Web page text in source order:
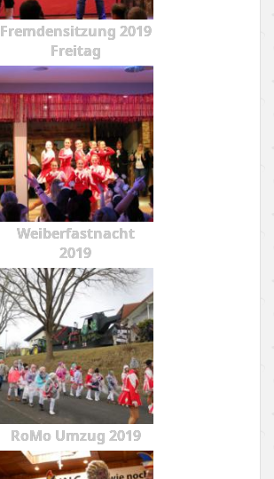
Fremdensitzung 2019
Freitag
Weiberfastnacht
2019
RoMo Umzug 2019